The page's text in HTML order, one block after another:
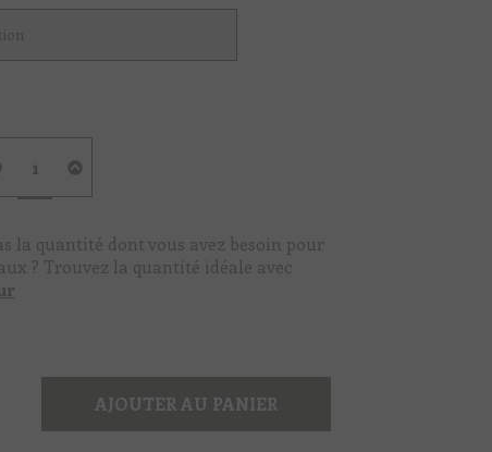
de
Vert
d'herbe
la quantité dont vous avez besoin pour
? Trouvez la quantité idéale avec
AJOUTER AU PANIER